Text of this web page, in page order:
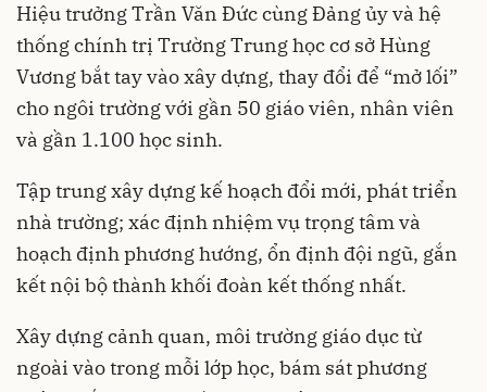
Hiệu trưởng Trần Văn Đức cùng Đảng ủy và hệ
thống chính trị Trường Trung học cơ sở Hùng
Vương bắt tay vào xây dựng, thay đổi để “mở lối”
cho ngôi trường với gần 50 giáo viên, nhân viên
và gần 1.100 học sinh.
Tập trung xây dựng kế hoạch đổi mới, phát triển
nhà trường; xác định nhiệm vụ trọng tâm và
hoạch định phương hướng, ổn định đội ngũ, gắn
kết nội bộ thành khối đoàn kết thống nhất.
Xây dựng cảnh quan, môi trường giáo dục từ
ngoài vào trong mỗi lớp học, bám sát phương